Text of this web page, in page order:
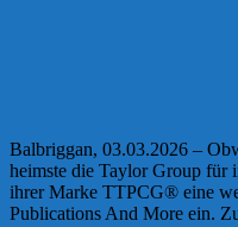
Balbriggan, 03.03.2026 –
heimste die Taylor Group für
ihrer Marke TTPCG® eine
Publications And More ein.